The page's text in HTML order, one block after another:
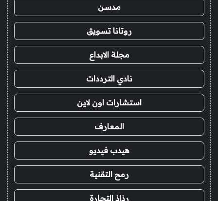
مدسن
روتانا تسويق
مجلة الابداع
نادي الترددات
استشارات اون لاين
المعارف
هيدب فيديو
رمح التقنية
رذاذ التجارة